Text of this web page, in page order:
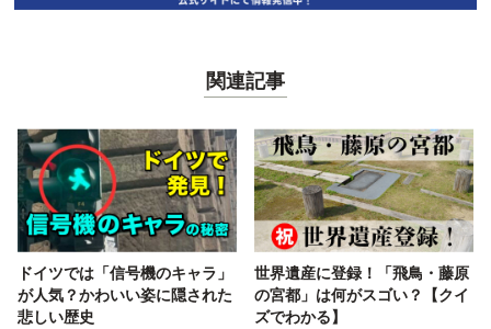
関連記事
ドイツでは「信号機のキャラ」
が人気？かわいい姿に隠された
悲しい歴史
世界遺産に登録！「飛鳥・藤原
の宮都」は何がスゴい？【クイ
ズでわかる】